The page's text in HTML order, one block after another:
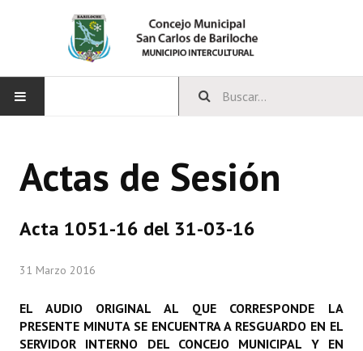
CONCEJO
Comisiones Especiales
Concejales Mandato Cumplido
Actas de Sesión
Acta 1051-16 del 31-03-16
31 Marzo 2016
EL AUDIO ORIGINAL AL QUE CORRESPONDE LA
PRESENTE MINUTA SE ENCUENTRA A RESGUARDO EN EL
SERVIDOR INTERNO DEL CONCEJO MUNICIPAL Y EN